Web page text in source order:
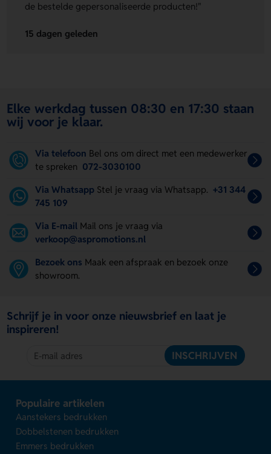
de bestelde gepersonaliseerde producten!"
15 dagen geleden
Elke werkdag tussen 08:30 en 17:30 staan
wij voor je klaar.
Via telefoon Bel ons om direct met een medewerker
te spreken 072-3030100
Via Whatsapp Stel je vraag via Whatsapp. +31 344
745 109
Via E-mail Mail ons je vraag via
verkoop@aspromotions.nl
Bezoek ons Maak een afspraak en bezoek onze
showroom.
Schrijf je in voor onze nieuwsbrief en laat je
inspireren!
INSCHRIJVEN
Populaire artikelen
Aanstekers bedrukken
Dobbelstenen bedrukken
Emmers bedrukken